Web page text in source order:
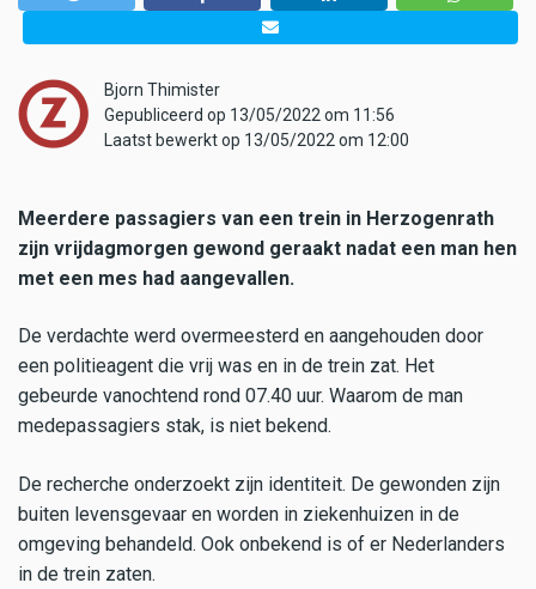
Bjorn Thimister
Gepubliceerd op 13/05/2022 om 11:56
Laatst bewerkt op 13/05/2022 om 12:00
Meerdere passagiers van een trein in Herzogenrath
zijn vrijdagmorgen gewond geraakt nadat een man hen
met een mes had aangevallen.
De verdachte werd overmeesterd en aangehouden door
een politieagent die vrij was en in de trein zat. Het
gebeurde vanochtend rond 07.40 uur. Waarom de man
medepassagiers stak, is niet bekend.
De recherche onderzoekt zijn identiteit. De gewonden zijn
buiten levensgevaar en worden in ziekenhuizen in de
omgeving behandeld. Ook onbekend is of er Nederlanders
in de trein zaten.